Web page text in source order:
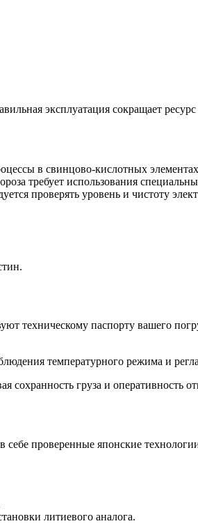
эксплуатация сокращает
в свинцово-кислотных
требует использования
проверять уровень и чистоту
техническому паспорту вашего
температурного режима и
сохранность груза и оперативность
проверенные японские
литиевого аналога.